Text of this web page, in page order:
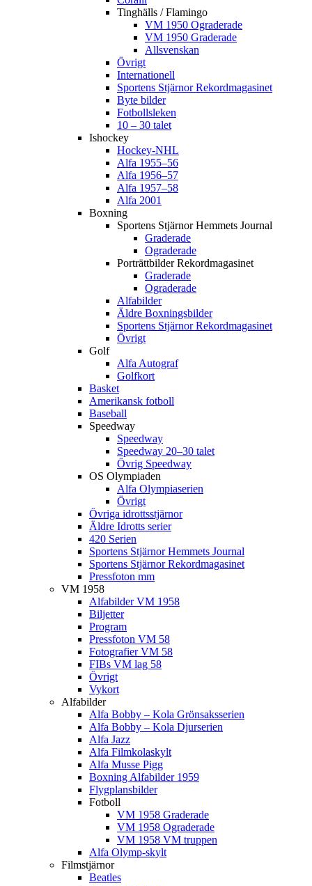
Tinghälls / Flamingo
VM 1950 Ograderade
VM 1950 Graderade
Allsvenskan
Övrigt
Internationell
Sportens Stjärnor Rekordmagasinet
Byte bilder
Fotbollsleken
10 – 30 talet
Ishockey
Hockey-NHL
Alfa 1955–56
Alfa 1956–57
Alfa 1957–58
Alfa 2001
Boxning
Sportens Stjärnor Hemmets Journal
Graderade
Ograderade
Porträttbilder Rekordmagasinet
Graderade
Ograderade
Alfabilder
Äldre Boxningsbilder
Sportens Stjärnor Rekordmagasinet
Övrigt
Golf
Alfa Autograf
Golfkort
Basket
Amerikansk fotboll
Baseball
Speedway
Speedway
Speedway 20–30 talet
Övrig Speedway
OS Olympiaden
Alfa Olympiaserien
Övrigt
Övriga idrottsstjärnor
Äldre Idrotts serier
420 Serien
Sportens Stjärnor Hemmets Journal
Sportens Stjärnor Rekordmagasinet
Pressfoton mm
VM 1958
Alfabilder VM 1958
Biljetter
Program
Pressfoton VM 58
Fotografier VM 58
FIBs VM lag 58
Övrigt
Vykort
Alfabilder
Alfa Bobby – Kola Grönsaksserien
Alfa Bobby – Kola Djurserien
Alfa Jazz
Alfa Filmkolaskylt
Alfa Musse Pigg
Boxning Alfabilder 1959
Flygplansbilder
Fotboll
VM 1958 Graderade
VM 1958 Ograderade
VM 1958 VM truppen
Alfa Olymp-skylt
Filmstjärnor
Beatles